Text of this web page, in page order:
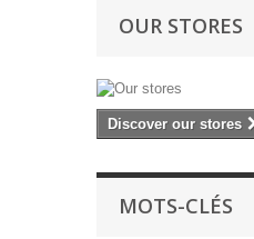
OUR STORES
Discover our stores
MOTS-CLÉS